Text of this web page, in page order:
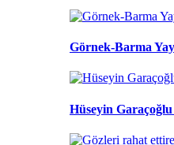
Görnek-Barma
Hüseyin